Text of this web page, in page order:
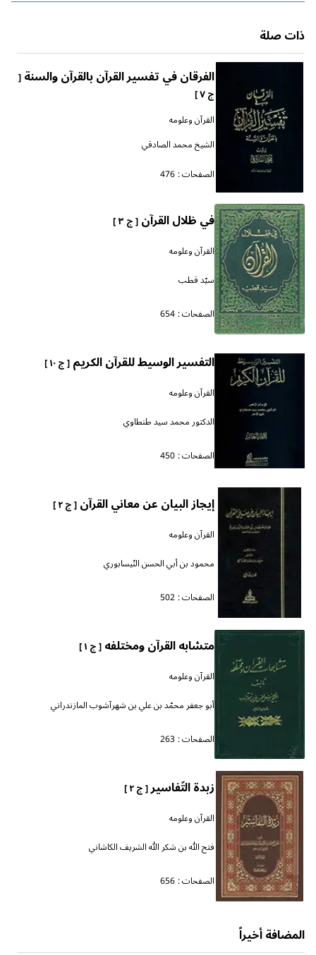
ذات صلة
الفرقان في تفسير القرآن بالقرآن والسنة[
ج ٧ ]
القرآن وعلومه
الشيخ محمد الصادقي
الصفحات : 476
في ظلال القرآن[ ج ٣ ]
القرآن وعلومه
سيّد قطب
الصفحات : 654
التفسير الوسيط للقرآن الكريم[ ج ١٠ ]
القرآن وعلومه
الدكتور محمد سيد طنطاوي
الصفحات : 450
إيجاز البيان عن معاني القرآن[ ج ٢ ]
القرآن وعلومه
محمود بن أبي الحسن النّيسابوري
الصفحات : 502
متشابه القرآن ومختلفه[ ج ١ ]
القرآن وعلومه
أبو جعفر محمّد بن علي بن شهرآشوب المازندراني
الصفحات : 263
زبدة التّفاسير[ ج ٢ ]
القرآن وعلومه
فتح الله بن شكر الله الشريف الكاشاني
الصفحات : 656
المضافة أخيراً